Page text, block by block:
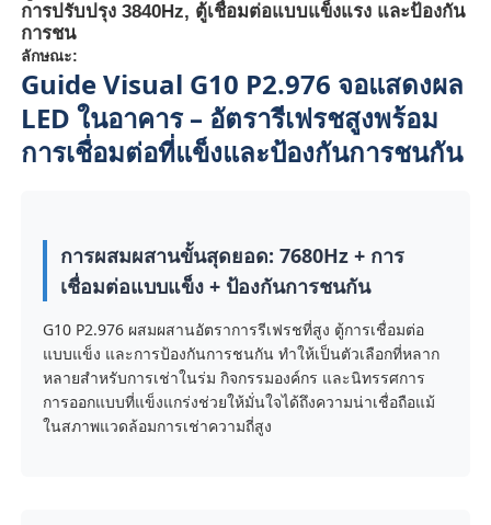
การปรับปรุง 3840Hz, ตู้เชื่อมต่อแบบแข็งแรง และป้องกัน
การชน
ลักษณะ:
Guide Visual G10 P2.976 จอแสดงผล
LED ในอาคาร – อัตรารีเฟรชสูงพร้อม
การเชื่อมต่อที่แข็งและป้องกันการชนกัน
การผสมผสานขั้นสุดยอด: 7680Hz + การ
เชื่อมต่อแบบแข็ง + ป้องกันการชนกัน
G10 P2.976 ผสมผสานอัตราการรีเฟรชที่สูง ตู้การเชื่อมต่อ
แบบแข็ง และการป้องกันการชนกัน ทำให้เป็นตัวเลือกที่หลาก
หลายสำหรับการเช่าในร่ม กิจกรรมองค์กร และนิทรรศการ
การออกแบบที่แข็งแกร่งช่วยให้มั่นใจได้ถึงความน่าเชื่อถือแม้
ในสภาพแวดล้อมการเช่าความถี่สูง